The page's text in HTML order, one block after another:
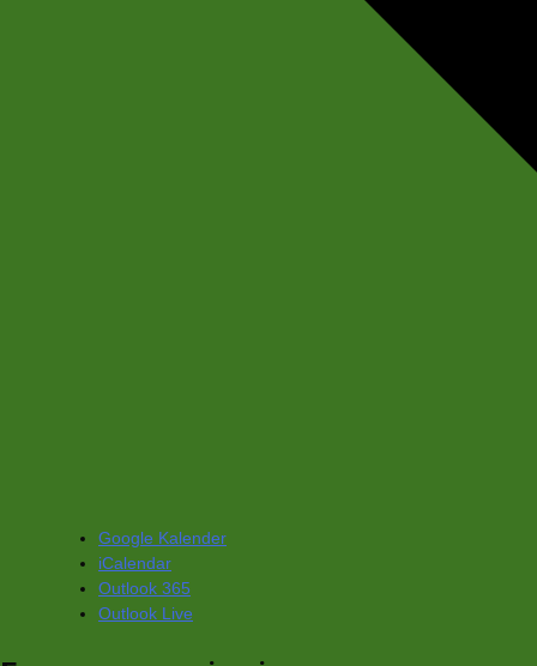
Google Kalender
iCalendar
Outlook 365
Outlook Live